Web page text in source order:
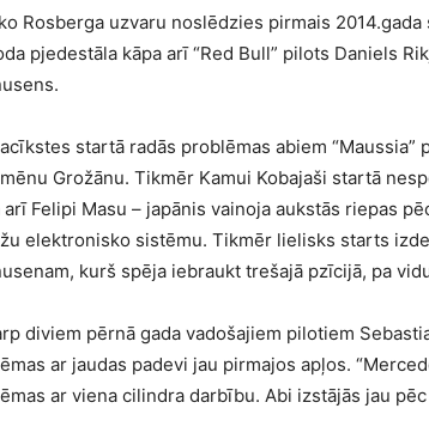
Rosberga uzvaru noslēdzies pirmais
pjedestāla kāpa arī “Red Bull” pilots Daniels
startā radās problēmas abiem
Grožānu. Tikmēr Kamui Kobajaši startā
arī Felipi Masu – japānis vainoja aukstās riepas
elektronisko sistēmu. Tikmēr lielisks starts
kurš spēja iebraukt trešajā pzīcijā, pa
diviem pērnā gada vadošajiem pilotiem
ar jaudas padevi jau pirmajos apļos.
ar viena cilindra darbību. Abi izstājās jau